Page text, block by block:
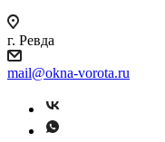
г. Ревда
mail@okna-vorota.ru